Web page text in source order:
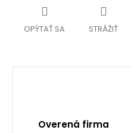
OPÝTAŤ SA STRÁŽIŤ
Overená firma